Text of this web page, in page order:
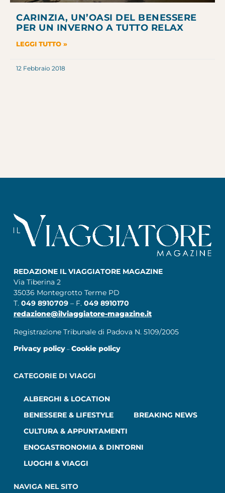
CARINZIA, UN’OASI DEL BENESSERE
PER UN INVERNO A TUTTO RELAX
LEGGI TUTTO »
12 Febbraio 2018
REDAZIONE IL VIAGGIATORE MAGAZINE
Via Tiberina 2
35036 Montegrotto Terme PD
T. 049 8910709 – F. 049 8910170
redazione@ilviaggiatore-magazine.it
Registrazione Tribunale di Padova N. 5109/2005
Privacy policy– Cookie policy
CATEGORIE DI VIAGGI
ALBERGHI & LOCATION
BENESSERE & LIFESTYLE
BREAKING NEWS
CULTURA & APPUNTAMENTI
ENOGASTRONOMIA & DINTORNI
LUOGHI & VIAGGI
NAVIGA NEL SITO